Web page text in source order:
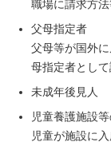
職場に請求方法
父母指定者
父母等が国外
母指定者とし
未成年後見人
児童養護施設
児童が施設に